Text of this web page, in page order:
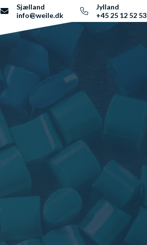
Sjælland
info@weile.dk
Jylland
+45 25 12 52 53